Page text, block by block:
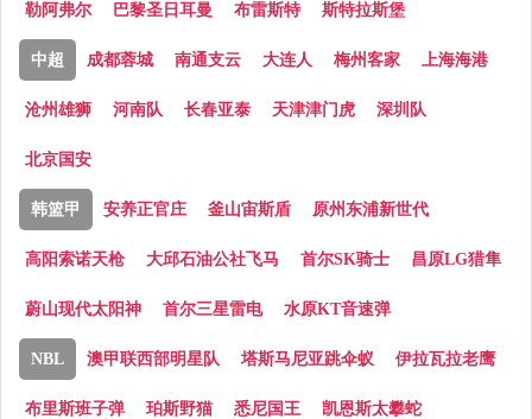
勒阿弗尔 巴黎圣日耳曼 布雷斯特 斯特拉斯堡
中超 成都蓉城 南通支云 大连人 梅州客家 上海海港
沧州雄狮 河南队 长春亚泰 天津津门虎 深圳队
北京国安
韩篮甲 安养正官庄 釜山宙斯盾 原州东浦新世代
高阳索诺天枪 大邱石油公社飞马 首尔SK骑士 昌原LG猎隼
蔚山现代太阳神 首尔三星雷电 水原KT音速弹
NBL 澳甲联西部明星队 塔斯马尼亚跳伞蚁 伊拉瓦拉老鹰
布里斯班子弹 珀斯野猫 悉尼国王 凯恩斯太攀蛇